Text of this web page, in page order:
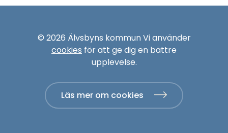
© 2026 Älvsbyns kommun Vi använder
cookies för att ge dig en bättre
upplevelse.
Läs mer om cookies